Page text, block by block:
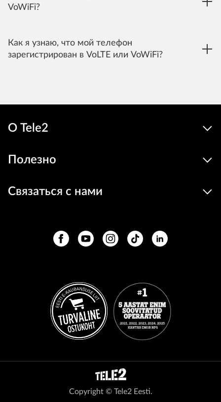
VoWiFi?
Как я узнаю, что мой телефон
зарегистрирован в VoLTE или VoWiFi?
О Tele2
Полезно
Связаться с нами
Copyright © Tele2 Eesti.